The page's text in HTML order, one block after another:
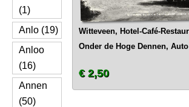
(1)
Anlo (19)
Anloo
(16)
Annen
(50)
Witteveen, Hotel-Café-
Onder de Hoge Dennen, Auto
€ 2,50